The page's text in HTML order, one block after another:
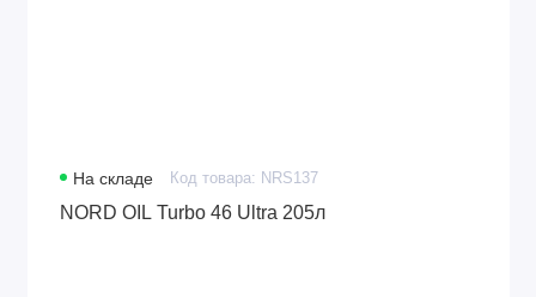
На складе Код товара: NRS137
NORD OIL Turbo 46 Ultra 205л